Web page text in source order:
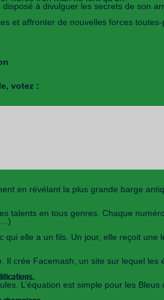
à divulguer les secrets de son
et affronter de nouvelles forces
votez :
en révélant la plus grande barge
talents en tous genres. Chaque
elle a un fils. Un jour, elle reçoit une
crée Facemash, un site sur lequel les
L’équation est simple pour les